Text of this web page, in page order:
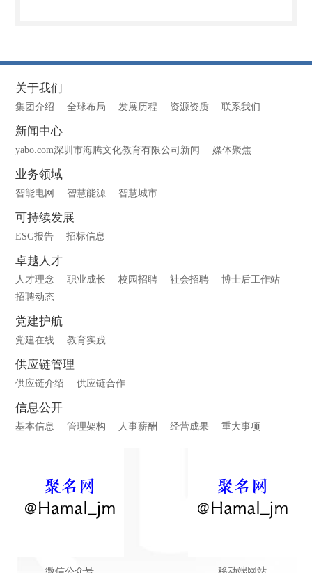
关于我们
集团介绍 全球布局 发展历程 资源资质 联系我们
新闻中心
yabo.com深圳市海腾文化教育有限公司新闻 媒体聚焦
业务领域
智能电网 智慧能源 智慧城市
可持续发展
ESG报告 招标信息
卓越人才
人才理念 职业成长 校园招聘 社会招聘
博士后工作站
招聘动态
党建护航
党建在线 教育实践
供应链管理
供应链介绍 供应链合作
信息公开
基本信息 管理架构 人事薪酬 经营成果 重大事项